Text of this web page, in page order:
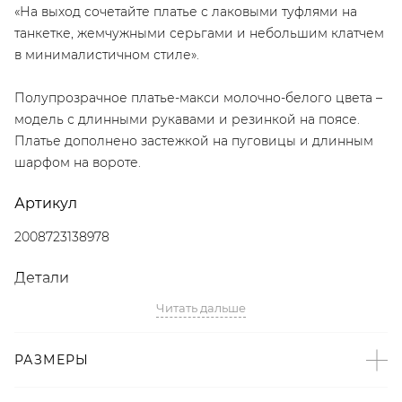
«На выход сочетайте платье с лаковыми туфлями на
танкетке, жемчужными серьгами и небольшим клатчем
в минималистичном стиле».
Полупрозрачное платье-макси молочно-белого цвета –
модель с длинными рукавами и резинкой на поясе.
Платье дополнено застежкой на пуговицы и длинным
шарфом на вороте.
Артикул
2008723138978
Детали
– Дизайн: Санкт-Петербург, Россия;
Blueprint;
Читать дальше
РАЗМЕРЫ